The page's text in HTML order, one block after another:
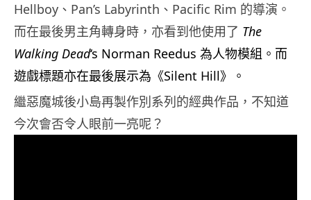
Hellboy、Pan’s Labyrinth、Pacific Rim 的導演。
而在最後男主角轉身時，亦看到他使用了 The
Walking Dead‘s Norman Reedus 為人物模組。而
遊戲標題亦在最後展示為《Silent Hill》。
繼惡魔城後小島再製作別系列的經典作品，不知道
今次會否令人眼前一亮呢？